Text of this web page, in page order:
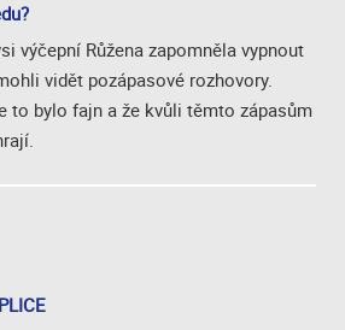
výčepní Růžena zapomněla vypnout
vidět pozápasové rozhovory.
to bylo fajn a že kvůli těmto zápasům